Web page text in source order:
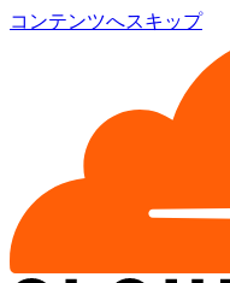
コンテンツへスキップ